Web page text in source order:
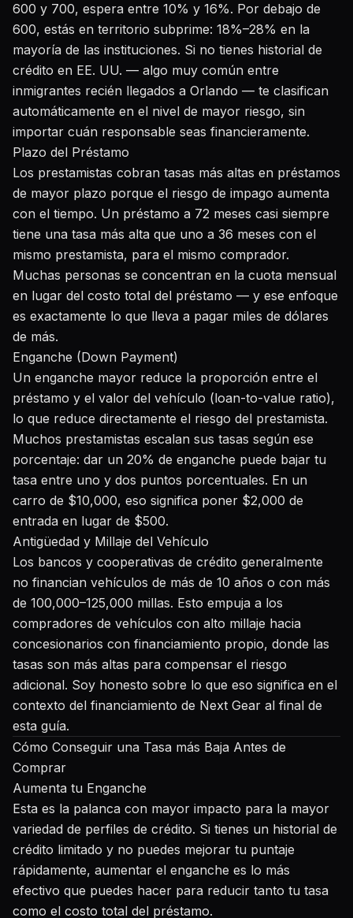
600 y 700, espera entre 10% y 16%. Por debajo de
600, estás en territorio subprime: 18%–28% en la
mayoría de las instituciones. Si no tienes historial de
crédito en EE. UU. — algo muy común entre
inmigrantes recién llegados a Orlando — te clasifican
automáticamente en el nivel de mayor riesgo, sin
importar cuán responsable seas financieramente.
Plazo del Préstamo
Los prestamistas cobran tasas más altas en préstamos
de mayor plazo porque el riesgo de impago aumenta
con el tiempo. Un préstamo a 72 meses casi siempre
tiene una tasa más alta que uno a 36 meses con el
mismo prestamista, para el mismo comprador.
Muchas personas se concentran en la cuota mensual
en lugar del costo total del préstamo — y ese enfoque
es exactamente lo que lleva a pagar miles de dólares
de más.
Enganche (Down Payment)
Un enganche mayor reduce la proporción entre el
préstamo y el valor del vehículo (loan-to-value ratio),
lo que reduce directamente el riesgo del prestamista.
Muchos prestamistas escalan sus tasas según ese
porcentaje: dar un 20% de enganche puede bajar tu
tasa entre uno y dos puntos porcentuales. En un
carro de $10,000, eso significa poner $2,000 de
entrada en lugar de $500.
Antigüedad y Millaje del Vehículo
Los bancos y cooperativas de crédito generalmente
no financian vehículos de más de 10 años o con más
de 100,000–125,000 millas. Esto empuja a los
compradores de vehículos con alto millaje hacia
concesionarios con financiamiento propio, donde las
tasas son más altas para compensar el riesgo
adicional. Soy honesto sobre lo que eso significa en el
contexto del financiamiento de Next Gear al final de
esta guía.
Cómo Conseguir una Tasa más Baja Antes de
Comprar
Aumenta tu Enganche
Esta es la palanca con mayor impacto para la mayor
variedad de perfiles de crédito. Si tienes un historial de
crédito limitado y no puedes mejorar tu puntaje
rápidamente, aumentar el enganche es lo más
efectivo que puedes hacer para reducir tanto tu tasa
como el costo total del préstamo.